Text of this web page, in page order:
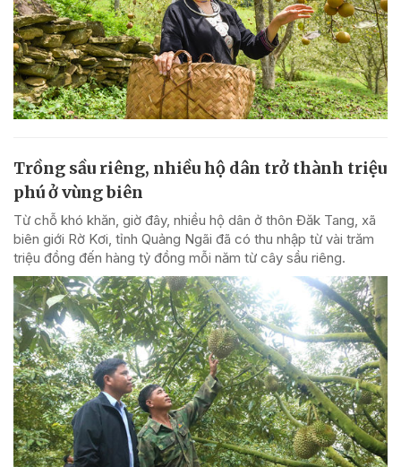
Trồng sầu riêng, nhiều hộ dân trở thành triệu
phú ở vùng biên
Từ chỗ khó khăn, giờ đây, nhiều hộ dân ở thôn Đăk Tang, xã
biên giới Rờ Kơi, tỉnh Quảng Ngãi đã có thu nhập từ vài trăm
triệu đồng đến hàng tỷ đồng mỗi năm từ cây sầu riêng.